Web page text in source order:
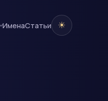
ИменаCтатьи ☀